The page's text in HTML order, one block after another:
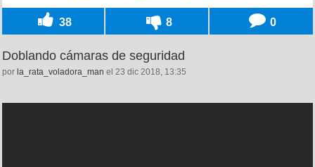
38 8 0
Doblando cámaras de seguridad
por la_rata_voladora_man el 23 dic 2018, 13:35